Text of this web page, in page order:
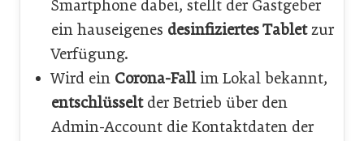
Smartphone dabei, stellt der Gastgeber
ein hauseigenes desinfiziertes Tabletzur
Verfügung.
Wird ein Corona-Fallim Lokal bekannt,
entschlüsselt der Betrieb über den
Admin-Account die Kontaktdaten der